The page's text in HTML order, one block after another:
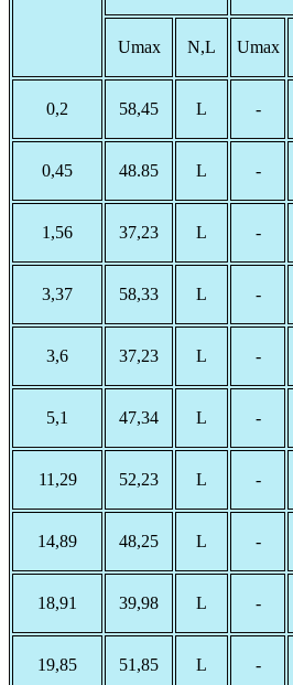
Umax N,L Umax
0,2 58,45 L -
0,45 48.85 L -
1,56 37,23 L -
3,37 58,33 L -
3,6 37,23 L -
5,1 47,34 L -
11,29 52,23 L -
14,89 48,25 L -
18,91 39,98 L -
19,85 51,85 L -